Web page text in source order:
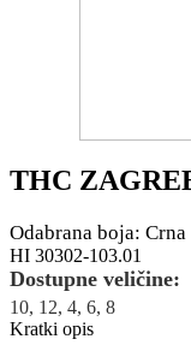
THC
Odabrana boja: Crna
HI 30302-103.01
Dostupne veličine:
10, 12, 4, 6, 8
Kratki opis